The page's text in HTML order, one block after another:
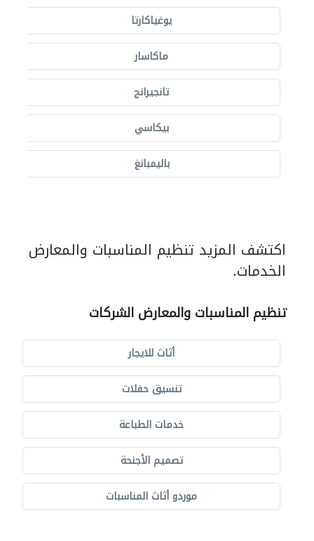
يوغياكارتا
ماكاسار
تانجيرانج
بيكاسي
باليمبانغ
اكتشف المزيد تنظيم المناسبات والمعارض
الخدمات.
تنظيم المناسبات والمعارض الشركات
أثاث للايجار
تنسيق حفلات
خدمات الطباعة
تصميم الأجنحة
موردو أثاث المناسبات